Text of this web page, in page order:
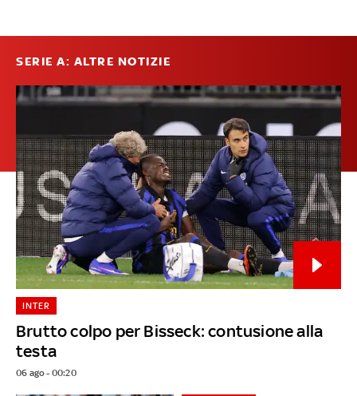
SERIE A: ALTRE NOTIZIE
Brutto colpo per Bisseck: contusione alla
testa
INTER
06 ago - 00:20